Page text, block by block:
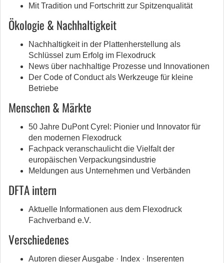
Mit Tradition und Fortschritt zur Spitzenqualität
Ökologie & Nachhaltigkeit
Nachhaltigkeit in der Plattenherstellung als
Schlüssel zum Erfolg im Flexodruck
News über nachhaltige Prozesse und Innovationen
Der Code of Conduct als Werkzeuge für kleine
Betriebe
Menschen & Märkte
50 Jahre DuPont Cyrel: Pionier und Innovator für
den modernen Flexodruck
Fachpack veranschaulicht die Vielfalt der
europäischen Verpackungsindustrie
Meldungen aus Unternehmen und Verbänden
DFTA intern
Aktuelle Informationen aus dem Flexodruck
Fachverband e.V.
Verschiedenes
Autoren dieser Ausgabe · Index · Inserenten